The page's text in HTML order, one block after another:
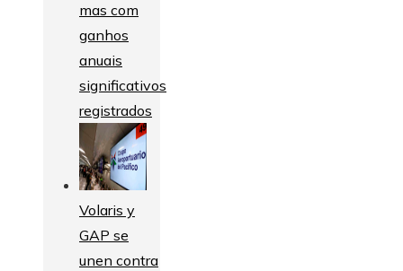
mas com
ganhos
anuais
significativos
registrados
Volaris y
GAP se
unen contra